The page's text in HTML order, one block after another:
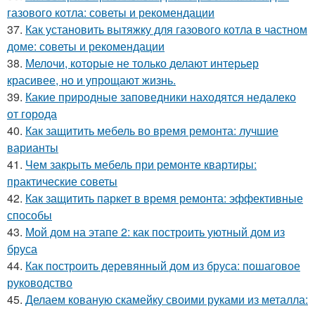
газового котла: советы и рекомендации
37. Как установить вытяжку для газового котла в частном
доме: советы и рекомендации
38. Мелочи, которые не только делают интерьер
красивее, но и упрощают жизнь.
39. Какие природные заповедники находятся недалеко
от города
40. Как защитить мебель во время ремонта: лучшие
варианты
41. Чем закрыть мебель при ремонте квартиры:
практические советы
42. Как защитить паркет в время ремонта: эффективные
способы
43. Мой дом на этапе 2: как построить уютный дом из
бруса
44. Как построить деревянный дом из бруса: пошаговое
руководство
45. Делаем кованую скамейку своими руками из металла: